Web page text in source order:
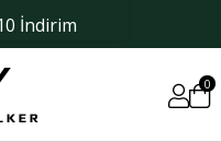
İndirim
0